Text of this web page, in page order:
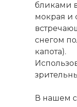
бликами
мокрая и
снегом
капота).
В нашем